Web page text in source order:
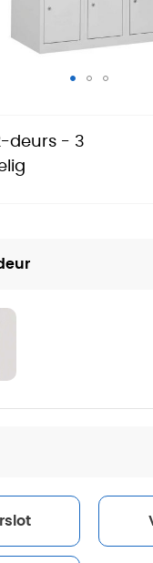
Basic - 12-deurs -
deurs - 3